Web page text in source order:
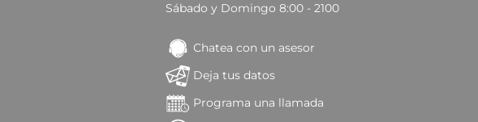
Sábado y Domingo 8:00 - 2100
Chatea con un asesor
Deja tus datos
Programa una llamada